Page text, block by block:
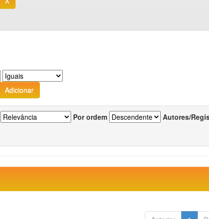
Por ordem Autores/